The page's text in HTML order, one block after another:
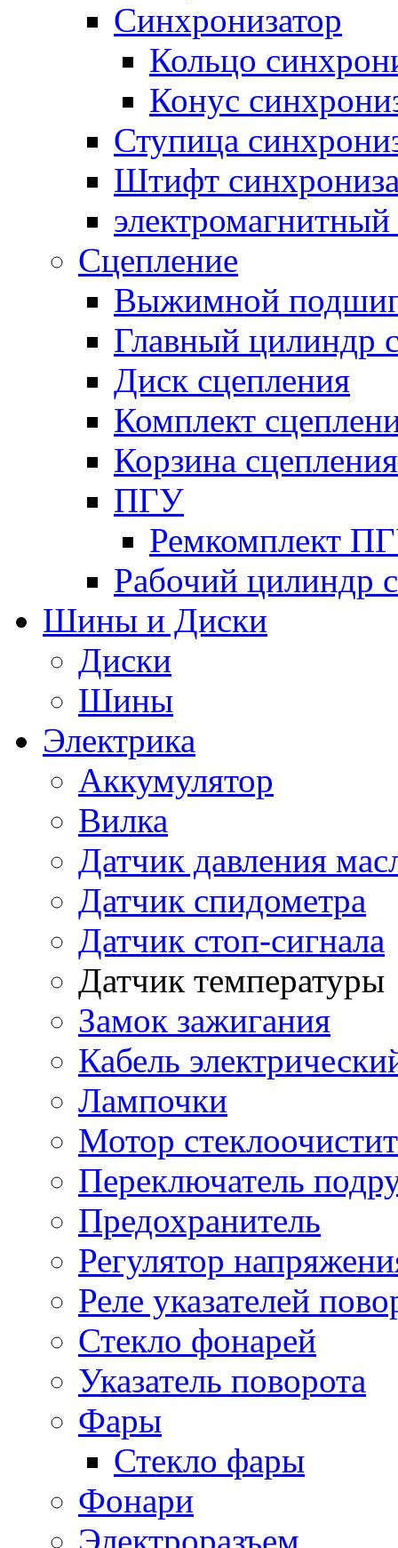
Синхронизатор
Кольцо
Конус
Ступица
Штифт
электромагнитный
Сцепление
Выжимной
Главный цилиндр
Диск сцепления
Комплект
Корзина сцепления
ПГУ
Ремкомплект
Рабочий цилиндр
Шины и Диски
Диски
Шины
Электрика
Аккумулятор
Вилка
Датчик давления
Датчик спидометра
Датчик стоп-сигнала
Датчик температуры
Замок зажигания
Кабель
Лампочки
Мотор
Переключатель
Предохранитель
Регулятор
Реле указателей
Стекло фонарей
Указатель поворота
Фары
Стекло фары
Фонари